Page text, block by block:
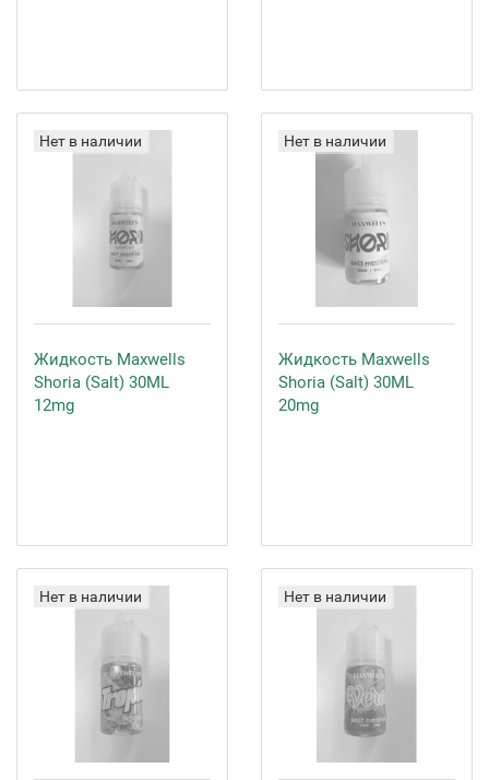
Нет в наличии
Жидкость Maxwells
Shoria (Salt) 30ML
12mg
Нет в наличии
Жидкость Maxwells
Shoria (Salt) 30ML
20mg
Нет в наличии Нет в наличии